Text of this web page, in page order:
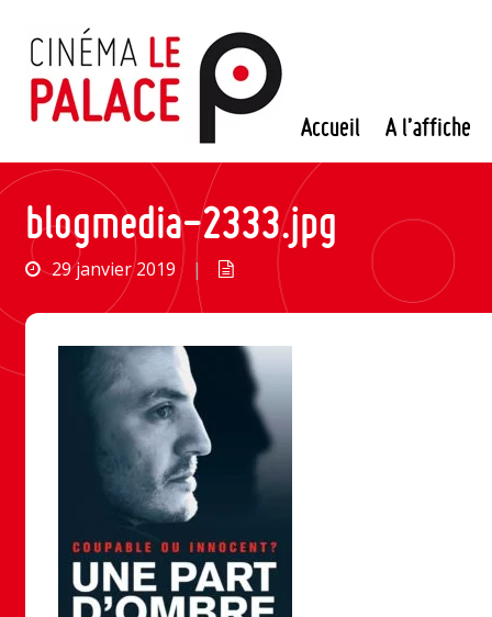
contenu
Accueil A l’affiche
blogmedia-2333.jpg
29 janvier 2019 |